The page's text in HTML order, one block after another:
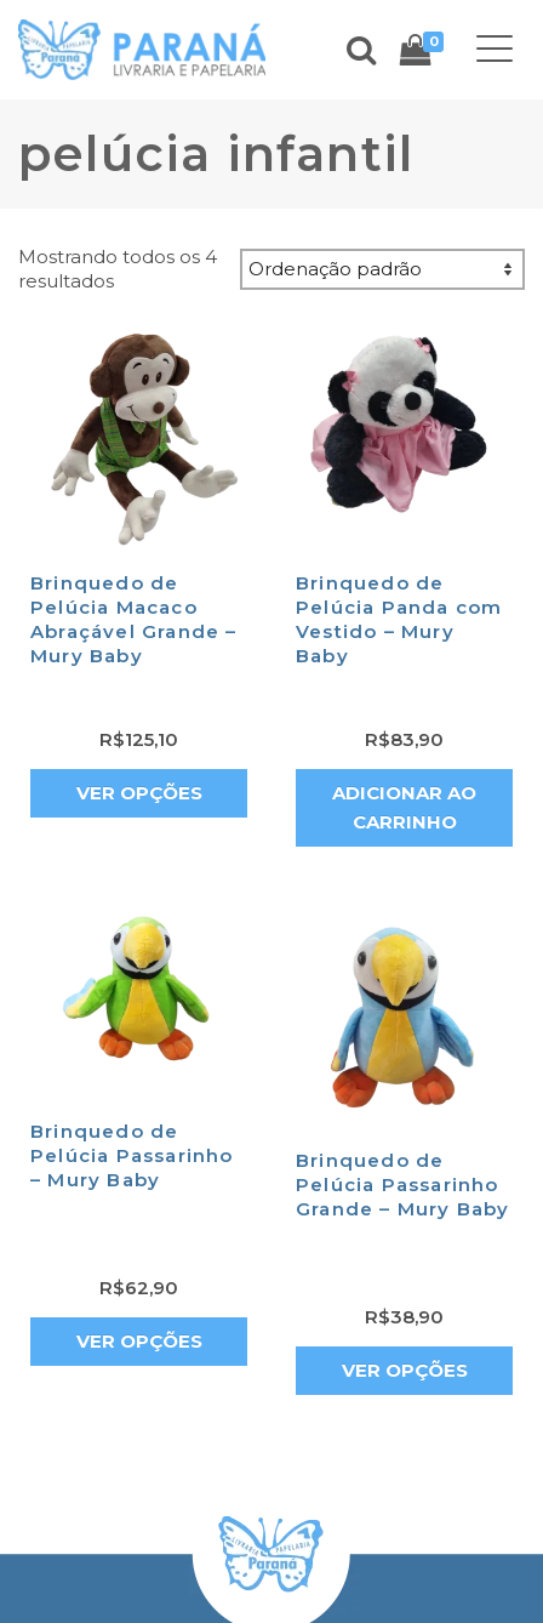
0
pelúcia infantil
Mostrando todos os 4
resultados
Brinquedo de
Pelúcia Macaco
Abraçável Grande –
Mury Baby
R$125,10
VER OPÇÕES
Brinquedo de
Pelúcia Panda com
Vestido – Mury
Baby
R$83,90
ADICIONAR AO
CARRINHO
Brinquedo de
Pelúcia Passarinho
– Mury Baby
R$62,90
VER OPÇÕES
Brinquedo de
Pelúcia Passarinho
Grande – Mury Baby
R$38,90
VER OPÇÕES